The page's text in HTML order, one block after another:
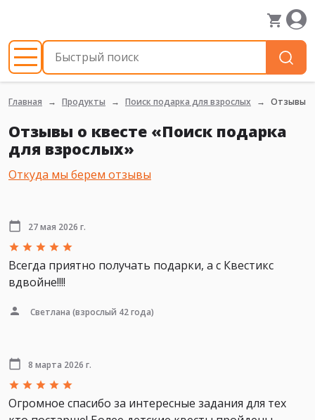
Главная Продукты Поиск подарка для взрослых Отзывы
Отзывы о квесте «Поиск подарка
для взрослых»
Откуда мы берем отзывы
27 мая 2026 г.
Всегда приятно получать подарки, а с Квестикс
вдвойне!!!!
Светлана (взрослый 42 года)
8 марта 2026 г.
Огромное спасибо за интересные задания для тех